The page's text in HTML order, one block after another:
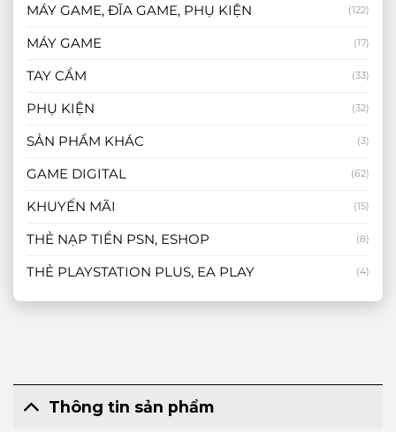
MÁY GAME, ĐĨA GAME, PHỤ KIỆN (122)
MÁY GAME (17)
TAY CẦM (33)
PHỤ KIỆN (32)
SẢN PHẨM KHÁC (3)
GAME DIGITAL (62)
KHUYẾN MÃI (15)
THẺ NẠP TIỀN PSN, ESHOP (8)
THẺ PLAYSTATION PLUS, EA PLAY (4)
Thông tin sản phẩm